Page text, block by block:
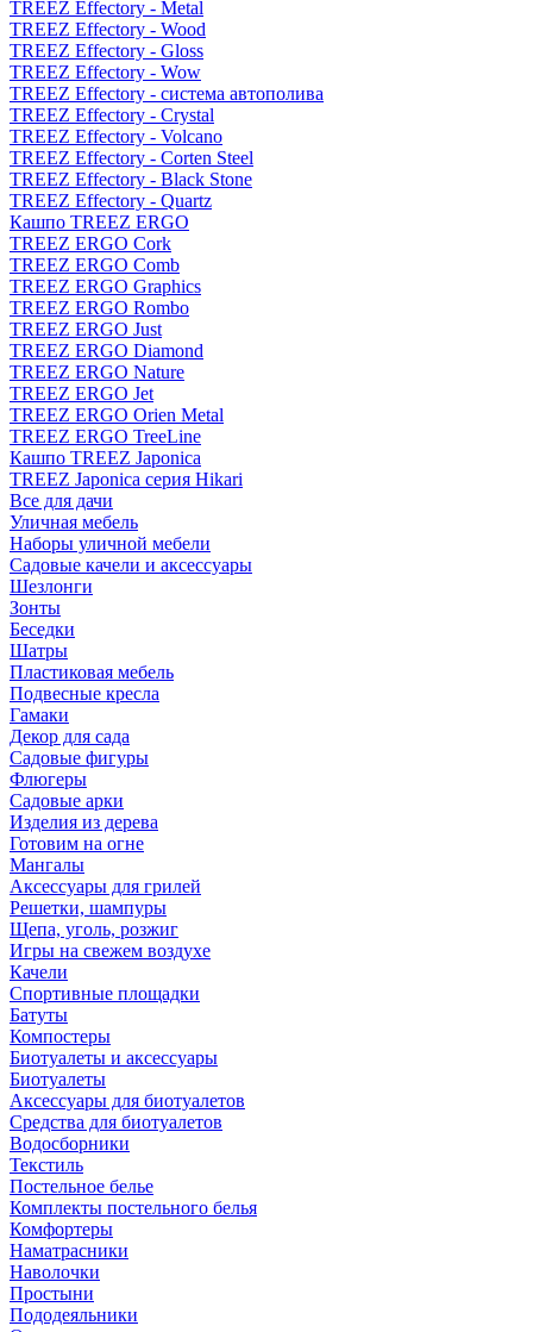
TREEZ Effectory - Metal
TREEZ Effectory - Wood
TREEZ Effectory - Gloss
TREEZ Effectory - Wow
TREEZ Effectory - система автополива
TREEZ Effectory - Crystal
TREEZ Effectory - Volcano
TREEZ Effectory - Corten Steel
TREEZ Effectory - Black Stone
TREEZ Effectory - Quartz
Кашпо TREEZ ERGO
TREEZ ERGO Cork
TREEZ ERGO Comb
TREEZ ERGO Graphics
TREEZ ERGO Rombo
TREEZ ERGO Just
TREEZ ERGO Diamond
TREEZ ERGO Nature
TREEZ ERGO Jet
TREEZ ERGO Orien Metal
TREEZ ERGO TreeLine
Кашпо TREEZ Japonica
TREEZ Japonica серия Hikari
Все для дачи
Уличная мебель
Наборы уличной мебели
Садовые качели и аксессуары
Шезлонги
Зонты
Беседки
Шатры
Пластиковая мебель
Подвесные кресла
Гамаки
Декор для сада
Садовые фигуры
Флюгеры
Садовые арки
Изделия из дерева
Готовим на огне
Мангалы
Аксессуары для грилей
Решетки, шампуры
Щепа, уголь, розжиг
Игры на свежем воздухе
Качели
Спортивные площадки
Батуты
Компостеры
Биотуалеты и аксессуары
Биотуалеты
Аксессуары для биотуалетов
Средства для биотуалетов
Водосборники
Текстиль
Постельное белье
Комплекты постельного белья
Комфортеры
Наматрасники
Наволочки
Простыни
Пододеяльники